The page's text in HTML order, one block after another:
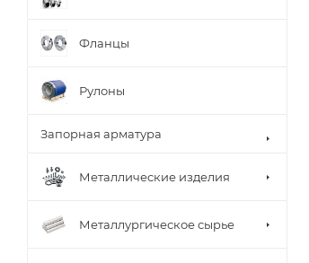
Фланцы
Рулоны
Запорная арматура
Металлические изделия
Металлургическое сырье